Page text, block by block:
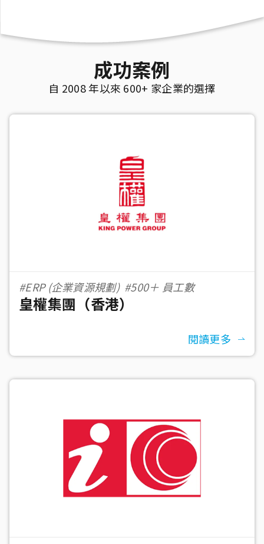
成功案例
自 2008 年以來 600+ 家企業的選擇
#ERP (企業資源規劃) #500＋ 員工數
皇權集團（香港）
閱讀更多